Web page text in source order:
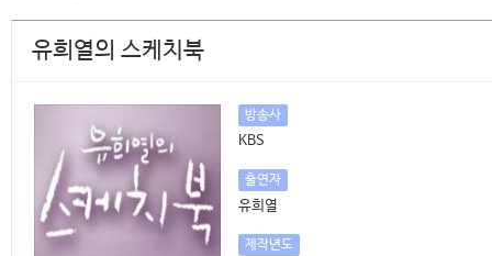
유희열의 스케치북
방송사
KBS
출연자
유희열
제작년도